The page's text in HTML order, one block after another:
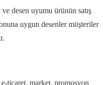
desen uyumu ürünün satış
uygun desenler müşteriler
ticaret, market, promosyon